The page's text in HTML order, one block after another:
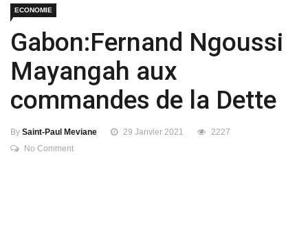
ECONOMIE
Gabon:Fernand Ngoussi
Mayangah aux
commandes de la Dette
By Saint-Paul Meviane 29 Janvier 2021
2227
No Comment